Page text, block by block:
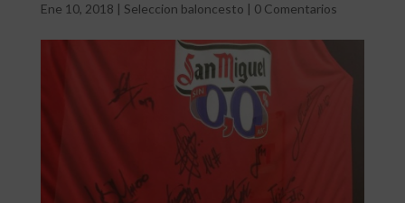
Ene 10, 2018 | Seleccion baloncesto | 0 Comentarios